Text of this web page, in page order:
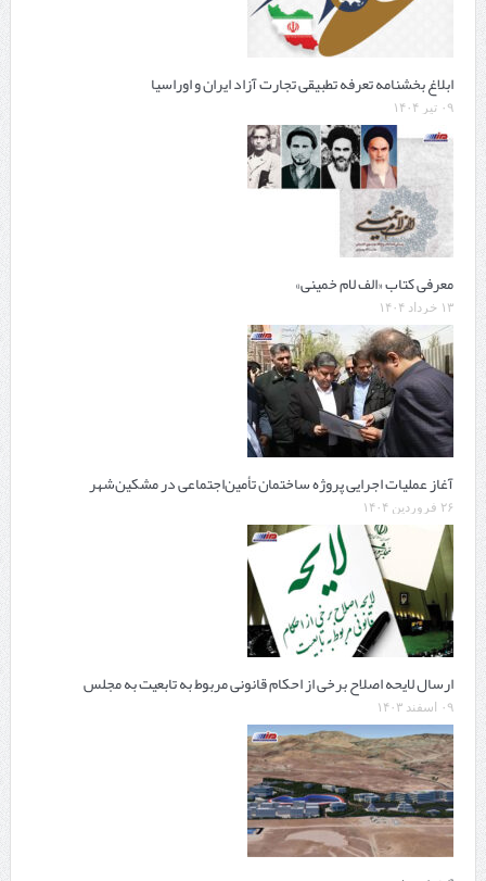
ابلاغ بخشنامه تعرفه تطبیقی تجارت آزاد ایران و اوراسیا
۰۹ تیر ۱۴۰۴
معرفی کتاب «الف لام خمینی»
۱۳ خرداد ۱۴۰۴
آغاز عملیات اجرایی پروژه ساختمان تأمین‌اجتماعی در مشکین‌شهر
۲۶ فروردین ۱۴۰۴
ارسال لایحه اصلاح برخی از احکام قانونی مربوط به تابعیت به مجلس
۰۹ اسفند ۱۴۰۳